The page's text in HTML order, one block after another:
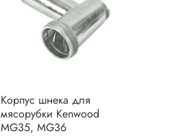
Корпус шнека для
мясорубки Kenwood
MG35, MG36